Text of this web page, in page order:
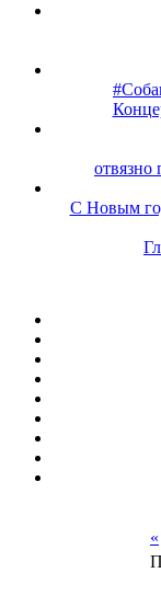
отвязно
С Новым
«